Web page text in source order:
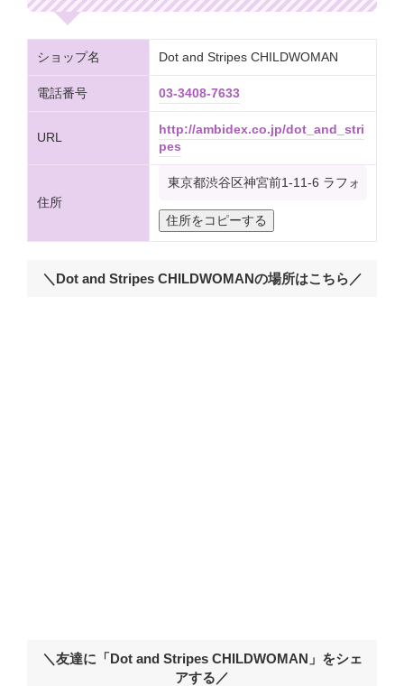
ショップ名 Dot and Stripes CHILDWOMAN
電話番号 03-3408-7633
URL
http://ambidex.co.jp/dot_and_stri
pes
住所
住所をコピーする
＼Dot and Stripes CHILDWOMANの場所はこちら／
＼友達に「Dot and Stripes CHILDWOMAN」をシェ
アする／